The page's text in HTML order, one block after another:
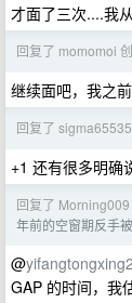
才面了三次....我
回复了 momomoi
继续面吧，我之
回复了
+1 还有很多明确
回复了
年前的空窗期反手
@
GAP 的时间，我